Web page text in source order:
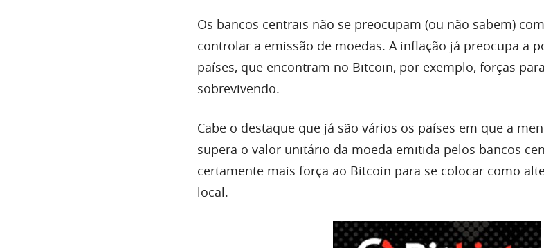
Os bancos centrais não se preocupam (ou não sabem)
controlar a emissão de moedas. A inflação já preocupa a
países, que encontram no Bitcoin, por exemplo, forças
sobrevivendo.
Cabe o destaque que já são vários os países em que a
supera o valor unitário da moeda emitida pelos bancos
certamente mais força ao Bitcoin para se colocar como
local.